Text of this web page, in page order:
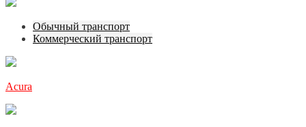
Обычный транспорт
Коммерческий транспорт
Acura